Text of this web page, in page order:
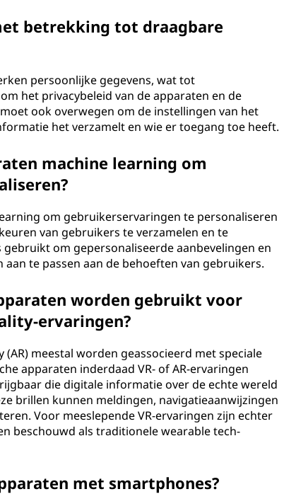
betrekking tot draagbare
persoonlijke gegevens, wat tot
het privacybeleid van de apparaten en de
ook overwegen om de instellingen van het
het verzamelt en wie er toegang toe heeft.
machine learning om
om gebruikerservaringen te personaliseren
van gebruikers te verzamelen en te
om gepersonaliseerde aanbevelingen en
te passen aan de behoeften van gebruikers.
worden gebruikt voor
ervaringen?
meestal worden geassocieerd met speciale
apparaten inderdaad VR- of AR-ervaringen
die digitale informatie over de echte wereld
brillen kunnen meldingen, navigatieaanwijzingen
Voor meeslepende VR-ervaringen zijn echter
beschouwd als traditionele wearable tech-
met smartphones?